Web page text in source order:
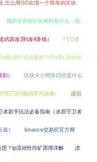
,怎么用GO实现一个简单的区块
我的世界熔炉的燃料是什么（我
武器改3到改4多钱） FEG猩
是什么交易所？ProBit Global
） 区块大小增加10倍是什么
那三国3魏国开局攻略） 虚拟
者新手玩法必备指南（冰原守卫者
） binance交易所官方网
？lp流动性挖矿原理详解 虚